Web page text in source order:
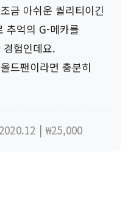
금 아쉬운 퀄리티이긴
추억의 G-메카를
험인데요.
드팬이라면 충분히
| ₩25,000